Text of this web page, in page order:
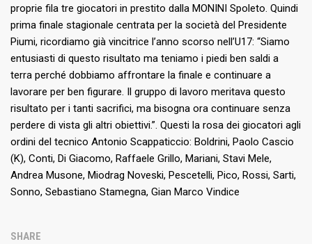
proprie fila tre giocatori in prestito dalla MONINI Spoleto. Quindi
prima finale stagionale centrata per la società del Presidente
Piumi, ricordiamo già vincitrice l’anno scorso nell’U17: “Siamo
entusiasti di questo risultato ma teniamo i piedi ben saldi a
terra perché dobbiamo affrontare la finale e continuare a
lavorare per ben figurare. Il gruppo di lavoro meritava questo
risultato per i tanti sacrifici, ma bisogna ora continuare senza
perdere di vista gli altri obiettivi.”. Questi la rosa dei giocatori agli
ordini del tecnico Antonio Scappaticcio: Boldrini, Paolo Cascio
(K), Conti, Di Giacomo, Raffaele Grillo, Mariani, Stavi Mele,
Andrea Musone, Miodrag Noveski, Pescetelli, Pico, Rossi, Sarti,
Sonno, Sebastiano Stamegna, Gian Marco Vindice
SHARE